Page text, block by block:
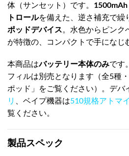
体（サンセット）です。
トロールを備えた、逆さ補充で繰
ポッドデバイス
。水色からピン
が特徴の、コンパクトで手になじ
本商品はバッテリー本体のみです
フィルは別売となります（全5種
ポッド」をご覧ください）。デバ
リ
、ベイプ機器は510規格アトマ
覧ください。
製品スペック